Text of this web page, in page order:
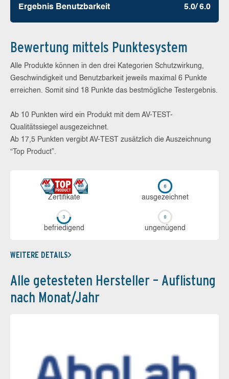
Ergebnis Benutz­barkeit 5.0/ 6.0
Bewertung mittels Punktesystem
Alle Produkte können in den drei Kategorien Schutzwirkung,
Geschwindigkeit und Benutzbarkeit jeweils maximal 6 Punkte
erreichen. Somit sind 18 Punkte das bestmögliche Testergebnis.
Ab 10 Punkten wird ein Produkt mit dem AV-TEST-
Qualitätssiegel ausgezeichnet.
Ab 17,5 Punkten vergibt AV-TEST zusätzlich die Auszeichnung
“Top Product”.
Zerti­fikate aus­ge­zeich­net
be­frie­di­gend un­ge­nü­gend
WEITERE DETAILS
Alle getesteten Hersteller – Auflistung
nach Monat/Jahr